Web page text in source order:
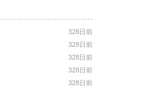
328日前
328日前
328日前
328日前
328日前